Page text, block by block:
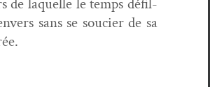
de laque­lle le temps défil­
sans se souci­er de sa